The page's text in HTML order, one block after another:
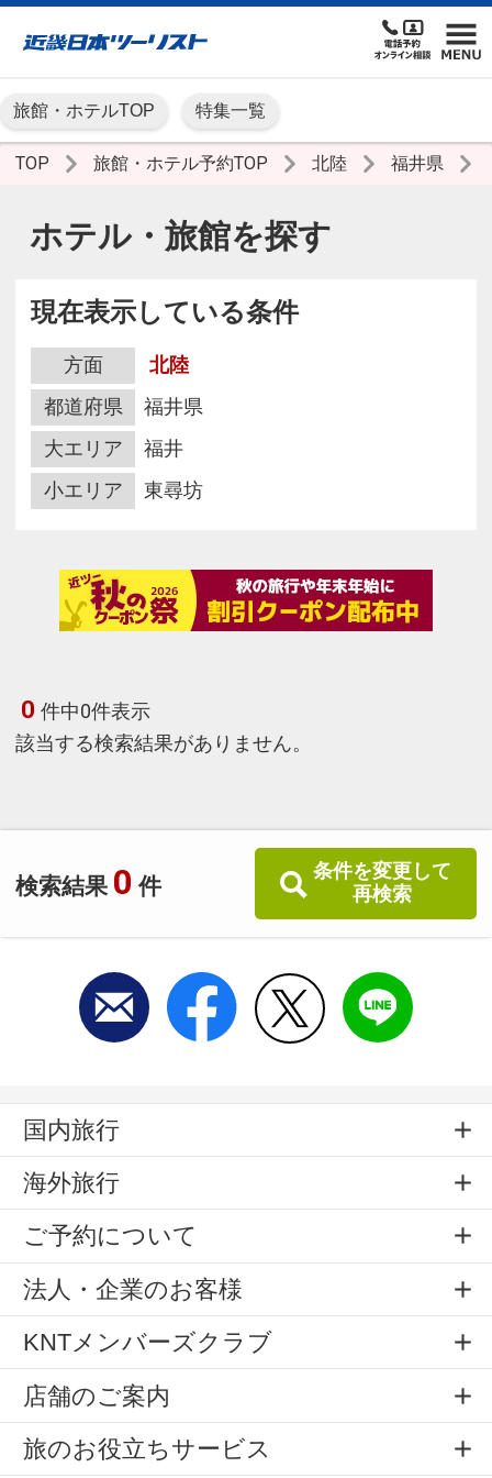
旅館・ホテルTOP 特集一覧
TOP 旅館・ホテル予約TOP 北陸 福井県
ホテル・旅館を探す
現在表示している条件
方面
北陸
都道府県
福井県
大エリア
福井
小エリア
東尋坊
検索結果 0 件
条件を変更して
再検索
0 件中0件表示
該当する検索結果がありません。
国内旅行
海外旅行
ご予約について
法人・企業のお客様
KNTメンバーズクラブ
店舗のご案内
旅のお役立ちサービス